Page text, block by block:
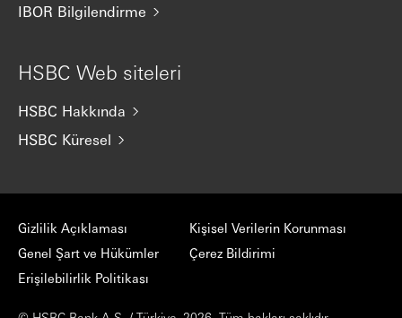
IBOR Bilgilendirme
HSBC Web siteleri
HSBC Hakkında
HSBC Küresel
Gizlilik Açıklaması
Genel Şart ve Hükümler
Erişilebilirlik Politikası
Kişisel Verilerin Korunması
Çerez Bildirimi